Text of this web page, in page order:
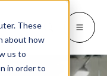
These
about how
us to
in order to
Produits
Industries